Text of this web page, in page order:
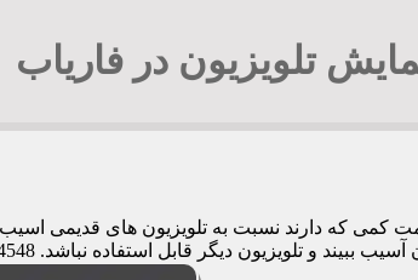
تلویزیون در فاریاب
کمی که دارند نسبت به تلویزیون های قدیمی
دیگر قابل استفاده نباشد. 09194294548 آقای جوادی